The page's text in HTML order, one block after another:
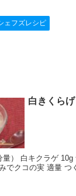
ck
et
e
ェフズレシピ
白きくら
） 白キクラゲ
でクコの実 適量 つ